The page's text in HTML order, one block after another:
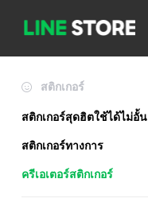
สติกเกอร์
สติกเกอร์สุดฮิตใช้ได้ไม่อั้น
สติกเกอร์ทางการ
ครีเอเตอร์สติกเกอร์